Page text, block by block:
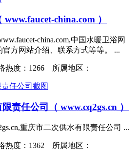
china.com ）
china.com,中国水暖卫浴网
官方网站介绍、联系方式等等。 ...
热度：1266 所属地区：
责任公司（ www.cq2gs.cn ）
重庆市二次供水有限责任公司 ...
热度：1362 所属地区：